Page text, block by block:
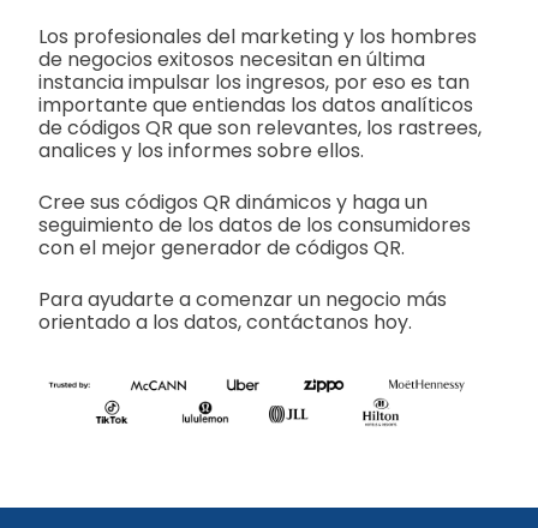
Los profesionales del marketing y los hombres
de negocios exitosos necesitan en última
instancia impulsar los ingresos, por eso es tan
importante que entiendas los datos analíticos
de códigos QR que son relevantes, los rastrees,
analices y los informes sobre ellos.
Cree sus códigos QR dinámicos y haga un
seguimiento de los datos de los consumidores
con el mejor generador de códigos QR.
Para ayudarte a comenzar un negocio más
orientado a los datos, contáctanos hoy.